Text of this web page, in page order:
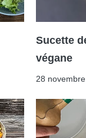
Sucette
végane
28